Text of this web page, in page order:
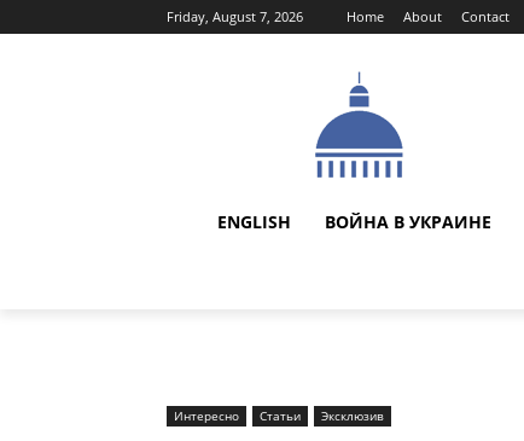
Friday, August 7, 2026 Home About Contact
ENGLISH ВОЙНА В УКРАИНЕ
Интересно Статьи Эксклюзив